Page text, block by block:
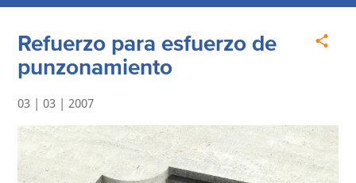
Refuerzo para esfuerzo de
punzonamiento
03 | 03 | 2007